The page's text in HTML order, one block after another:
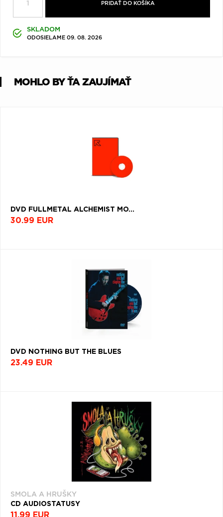
PRIDAŤ DO KOŠÍKA
SKLADOM
ODOSIELAME 09. 08. 2026
MOHLO BY ŤA ZAUJÍMAŤ
DVD FULLMETAL ALCHEMIST MO...
30.99 EUR
DVD NOTHING BUT THE BLUES
23.49 EUR
SMOLA A HRUŠKY
CD AUDIOSTATUSY
11.99 EUR